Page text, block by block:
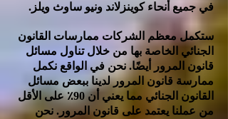
في جميع أنحاء كوينزلاند ونيو ساوث ويلز.
ستكمل معظم الشركات ممارسات القانون
الجنائي الخاصة بها من خلال تناول مسائل
قانون المرور أيضًا. نحن في الواقع نكمل
ممارسة قانون المرور لدينا ببعض مسائل
القانون الجنائي مما يعني أن 90٪ على الأقل
من عملنا يعتمد على قانون المرور. نحن